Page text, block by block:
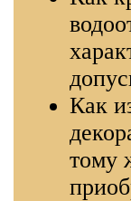
Как
тому